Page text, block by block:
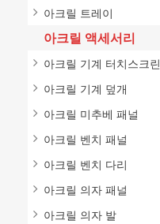
아크릴 트레이
아크릴 액세서리
아크릴 기계 터치스크린
아크릴 기계 덮개
아크릴 미추베 패널
아크릴 벤치 패널
아크릴 벤치 다리
아크릴 의자 패널
아크릴 의자 발